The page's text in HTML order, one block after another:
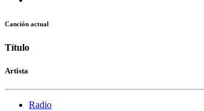
Canción actual
Título
Artista
Radio